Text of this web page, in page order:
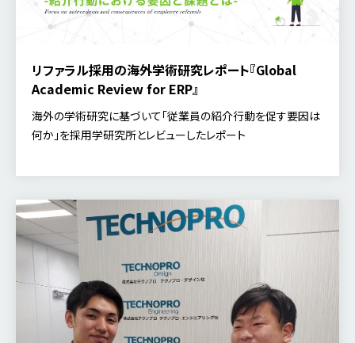
リファラル採用の海外学術研究レポート『Global
Academic Review for ERP』
海外の学術研究に基づいて「従業員の紹介行動を促す要因は
何か」を採用学研究所とレビューしたレポート